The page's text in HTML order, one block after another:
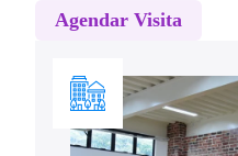
Agendar Visita